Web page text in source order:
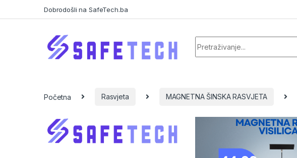
Dobrodošli na SafeTech.ba
Početna Rasvjeta MAGNETNA ŠINSKA RASVJETA